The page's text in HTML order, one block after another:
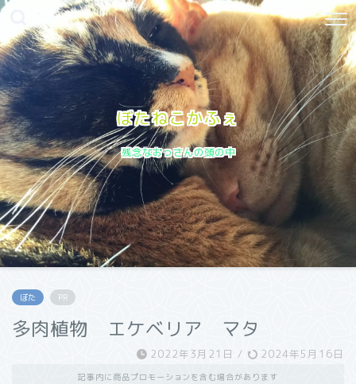
ぼたねこかふぇ
残念なおっさんの頭の中
ぼた PR
多肉植物 エケベリア マタ
2022年3月21日 / 2024年5月16日
記事内に商品プロモーションを含む場合があります